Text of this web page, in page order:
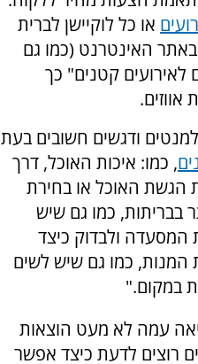
או כל לוקיישן לברית
האינטרנט (כמו גם
קטנים" כך
ודגשים חשובים בעת
, כמו: איכות האוכל, דרך
הגשת האוכל או בחירת
בבריתות, כמו גם שיש
המסעדה ולבדוק כיצד
כמו גם שיש לשים
במקום."
עמה לא מעט הוצאות
רוצים לדעת כיצד אפשר